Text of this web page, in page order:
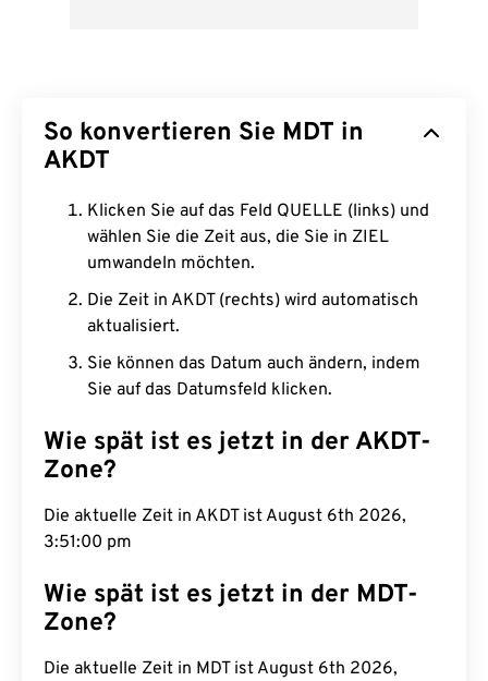
So konvertieren Sie MDT in
AKDT
Klicken Sie auf das Feld QUELLE (links) und
wählen Sie die Zeit aus, die Sie in ZIEL
umwandeln möchten.
Die Zeit in AKDT (rechts) wird automatisch
aktualisiert.
Sie können das Datum auch ändern, indem
Sie auf das Datumsfeld klicken.
Wie spät ist es jetzt in der AKDT-
Zone?
Die aktuelle Zeit in AKDT ist August 6th 2026,
3:51:01 pm
Wie spät ist es jetzt in der MDT-
Zone?
Die aktuelle Zeit in MDT ist August 6th 2026,